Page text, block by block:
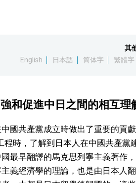
其
English
日本語 简体字 繁體字
和促進中日之間的相互理
中國共產黨成立時做出了重要的貢
程時，了解到日本人在中國共產黨
最早翻譯的馬克思列寧主義著作
義經濟學的理論，也是由日本人